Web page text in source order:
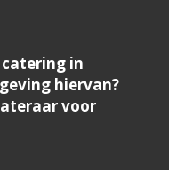
in
hiervan?
voor